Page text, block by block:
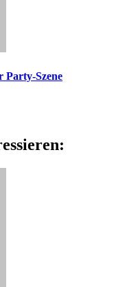
Party-Szene